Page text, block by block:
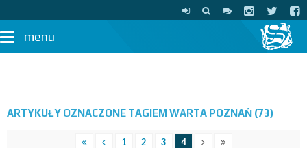
menu
ARTYKUŁY OZNACZONE TAGIEM WARTA POZNAŃ (73)
1 2 3 4